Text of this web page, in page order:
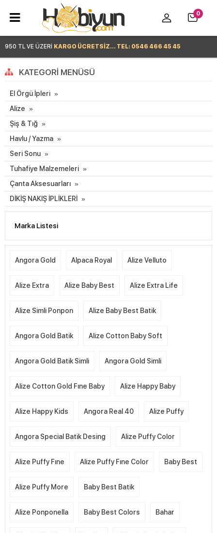
950 TL VE ÜZERİ KARGO ÜCRETSİZ... TEL: 0546 466 45 45
0
KATEGORI MENÜSÜ
El Örgü İpleri
Alize
Şiş & Tığ
Havlu / Yazma
Seri Sonu
Tuhafiye Malzemeleri
Çanta Aksesuarları
DİKİŞ NAKIŞ İPLİKLERİ
Marka Listesi
Angora Gold Alpaca Royal Alize Velluto
Alize Extra Alize Baby Best Alize Extra Life
Alize Simli Ponpon Alize Baby Best Batik
Angora Gold Batik Alize Cotton Baby Soft
Angora Gold Batik Simli Angora Gold Simli
Alize Cotton Gold Fıne Baby Alize Happy Baby
Alize Happy Kids Angora Real 40 Alize Puffy
Angora Special Batik Desing Alize Puffy Color
Alize Puffy Fıne Alize Puffy Fıne Color Baby Best
Alize Puffy More Baby Best Batik
Alize Ponponella Baby Best Colors Bahar